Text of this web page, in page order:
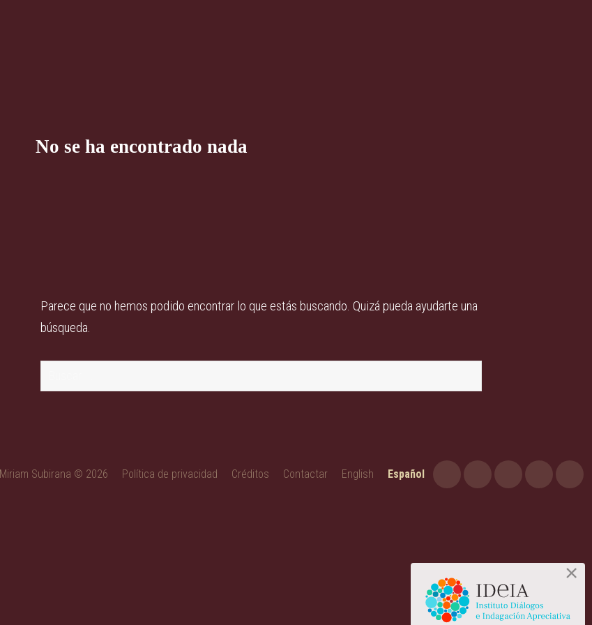
No se ha encontrado nada
Parece que no hemos podido encontrar lo que estás buscando. Quizá pueda ayudarte una
búsqueda.
Miriam Subirana © 2026 Política de privacidad Créditos Contactar English Español